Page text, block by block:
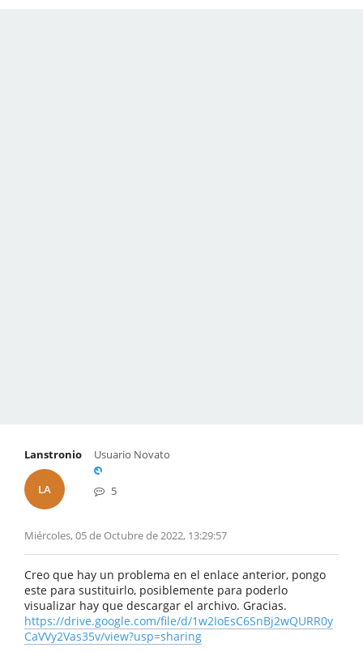
Lanstronio
LA
Usuario Novato
5
Miércoles, 05 de Octubre de 2022, 13:29:57
Creo que hay un problema en el enlace anterior, pongo
este para sustituirlo, posiblemente para poderlo
visualizar hay que descargar el archivo. Gracias.
https://drive.google.com/file/d/1w2IoEsC6SnBj2wQURR0y
CaVVy2Vas35v/view?usp=sharing